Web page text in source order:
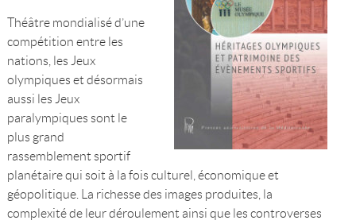
Théâtre mondialisé d’une
compétition entre les
nations, les Jeux
olympiques et désormais
aussi les Jeux
paralympiques sont le
plus grand
rassemblement sportif
planétaire qui soit à la fois culturel, économique et
géopolitique. La richesse des images produites, la
complexité de leur déroulement ainsi que les controverses